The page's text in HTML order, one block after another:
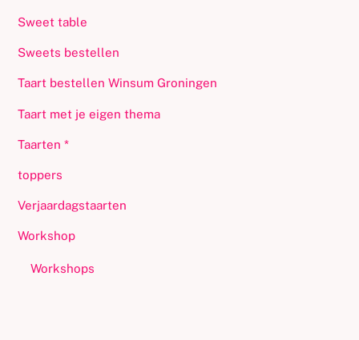
Sweet table
Sweets bestellen
Taart bestellen Winsum Groningen
Taart met je eigen thema
Taarten *
toppers
Verjaardagstaarten
Workshop
Workshops